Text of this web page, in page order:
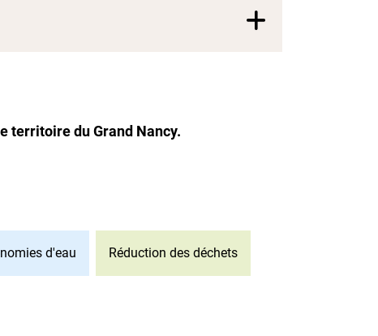
territoire du Grand Nancy.
d'eau Réduction des déchets